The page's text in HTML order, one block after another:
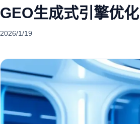
GEO生成式引擎优
2026/1/19